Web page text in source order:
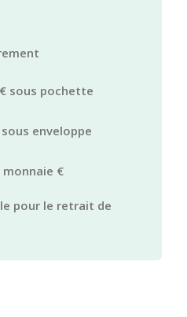
sous pochette
enveloppe
€
pour le retrait de